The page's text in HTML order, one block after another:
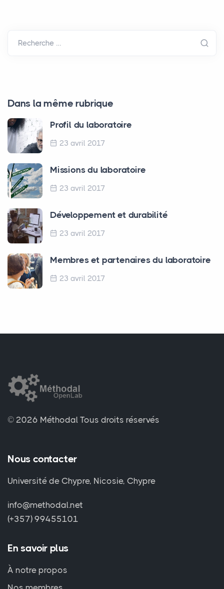
Recherche …
Dans la même rubrique
Profil du laboratoire
23 avril 2017
Missions du laboratoire
23 avril 2017
Développement et durabilité
23 avril 2017
Membres et partenaires du laboratoire
23 avril 2017
© 2026 Méthodal Tous droits réservés
Nous contacter
Université de Chypre, Nicosie, Chypre
info@methodal.net
(+357) 99455101
En savoir plus
À notre propos